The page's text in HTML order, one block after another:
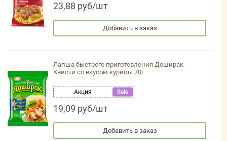
23,88 руб/шт
Добавить в заказ
Лапша быстрого приготовления Доширак
Квисти со вкусом курицы 70г
Акция Sale
19,09 руб/шт
Добавить в заказ